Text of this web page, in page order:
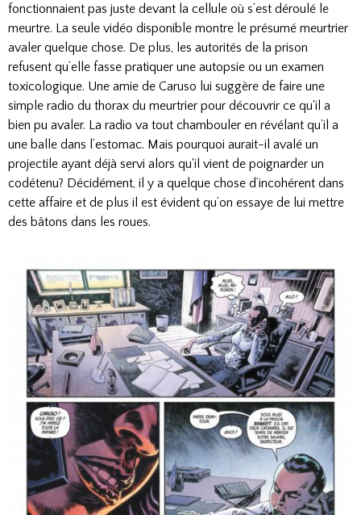
fonctionnaient pas juste devant la cellule où s’est déroulé le
meurtre. La seule vidéo disponible montre le présumé meurtrier
avaler quelque chose. De plus, les autorités de la prison
refusent qu’elle fasse pratiquer une autopsie ou un examen
toxicologique. Une amie de Caruso lui suggère de faire une
simple radio du thorax du meurtrier pour découvrir ce qu'il a
bien pu avaler. La radio va tout chambouler en révélant qu’il a
une balle dans l’estomac. Mais pourquoi aurait-il avalé un
projectile ayant déjà servi alors qu'il vient de poignarder un
codétenu? Décidément, il y a quelque chose d’incohérent dans
cette affaire et de plus il est évident qu’on essaye de lui mettre
des bâtons dans les roues.